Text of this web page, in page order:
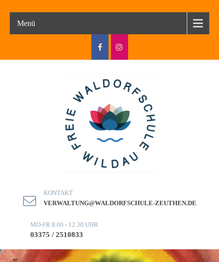
Menü
KONTAKT
VERWALTUNG@WALDORFSCHULE-ZEUTHEN.DE
MO-FR 8.00 - 12.30 UHR
03375 / 2510833